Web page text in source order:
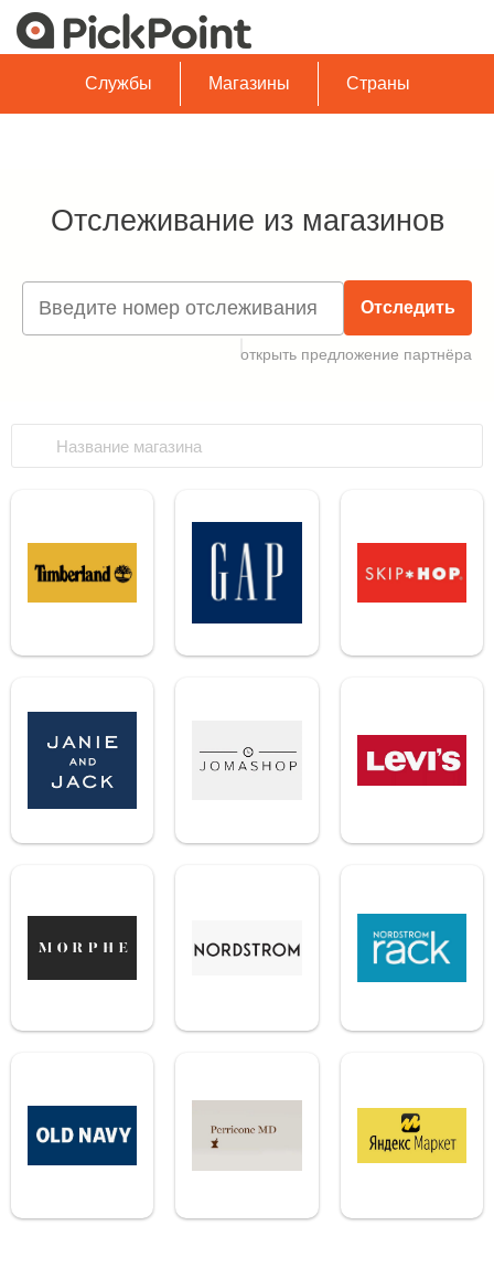
Службы Магазины Страны
Отслеживание из магазинов
Отследить
открыть предложение партнёра